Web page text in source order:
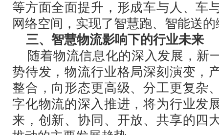
等方面全面提升，形成车与人、车
网络空间，实现了智慧跑、智能送
三、智慧物流影响下的行业未来
随着物流信息化的深入发展，新
势待发，物流行业格局深刻演变，
整合，向形态更高级、分工更复杂
字化物流的深入推进，将为行业发
来，创新、协同、开放、共享的四